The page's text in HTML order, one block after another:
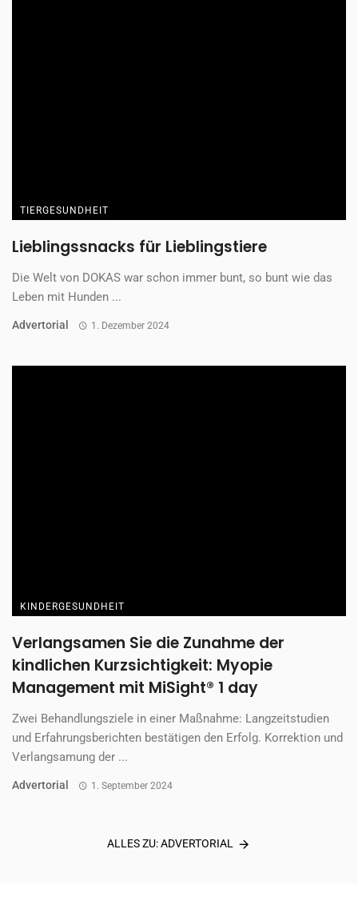
TIERGESUNDHEIT
Lieblingssnacks für Lieblingstiere
Die Welt von DOKAS war schon immer bunt, so bunt wie das
Leben mit Hunden ...
Advertorial 1. Dezember 2024
KINDERGESUNDHEIT
Verlangsamen Sie die Zunahme der
kindlichen Kurzsichtigkeit: Myopie
Management mit MiSight® 1 day
Zwei Behandlungsziele in einer Maßnahme: Langzeitstudien
und Erfahrungsberichten bestätigen den Erfolg. Korrektion und
Verlangsamung der ...
Advertorial 1. September 2024
ALLES ZU: ADVERTORIAL